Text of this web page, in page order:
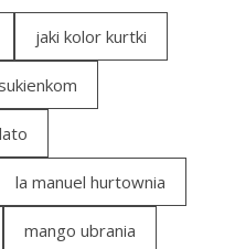
jaki kolor kurtki
la manuel hurtownia
mango ubrania